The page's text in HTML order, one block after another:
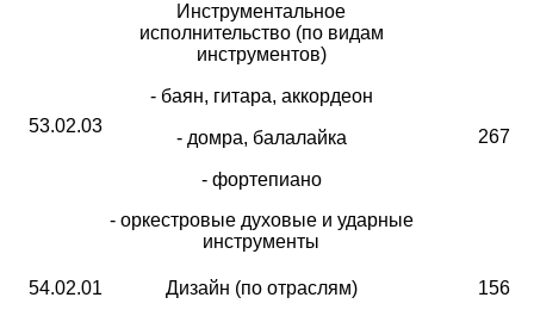
53.02.03
Инструментальное
исполнительство (по видам
инструментов)
- баян, гитара, аккордеон
- домра, балалайка
- фортепиано
- оркестровые духовые и ударные
инструменты
267
54.02.01 Дизайн (по отраслям) 156